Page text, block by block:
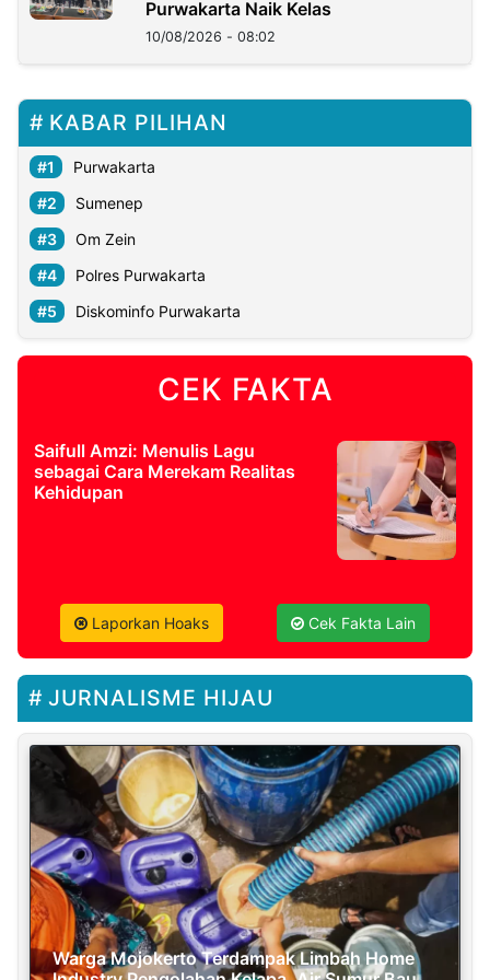
Purwakarta Naik Kelas
10/08/2026 - 08:02
KABAR PILIHAN
Purwakarta
Sumenep
Om Zein
Polres Purwakarta
Diskominfo Purwakarta
CEK FAKTA
Saifull Amzi: Menulis Lagu
sebagai Cara Merekam Realitas
Kehidupan
Laporkan Hoaks Cek Fakta Lain
JURNALISME HIJAU
Warga Mojokerto Terdampak Limbah Home